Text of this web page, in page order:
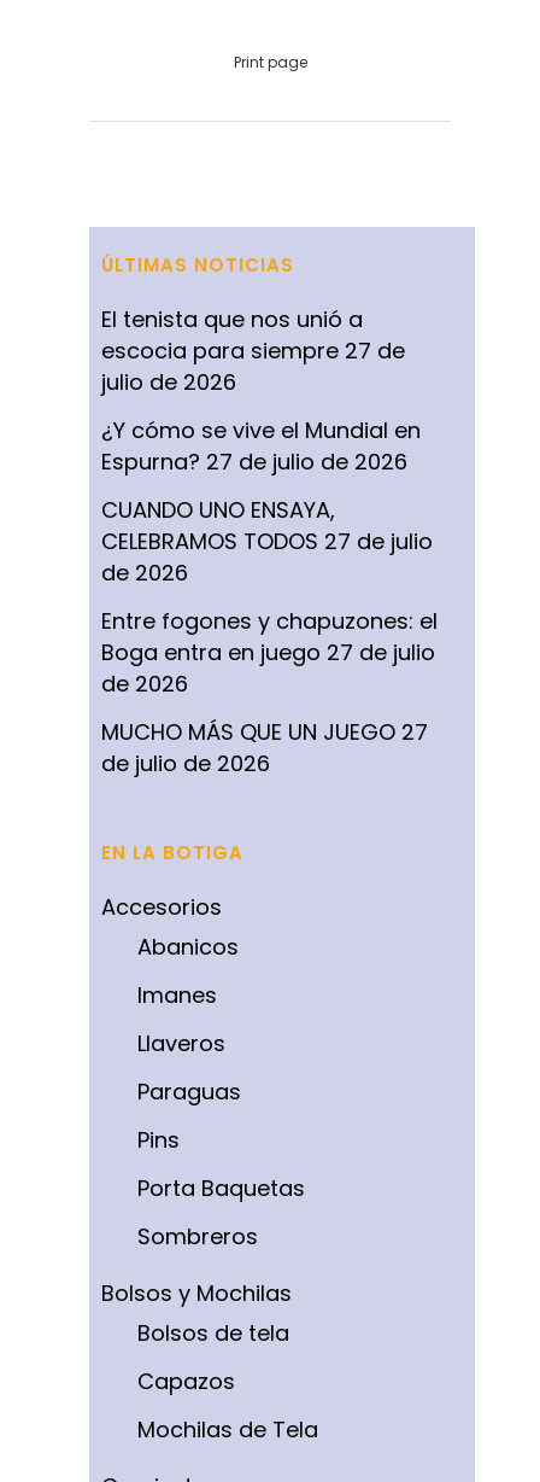
Print page
ÚLTIMAS NOTICIAS
El tenista que nos unió a
escocia para siempre 27 de
julio de 2026
¿Y cómo se vive el Mundial en
Espurna? 27 de julio de 2026
CUANDO UNO ENSAYA,
CELEBRAMOS TODOS 27 de julio
de 2026
Entre fogones y chapuzones: el
Boga entra en juego 27 de julio
de 2026
MUCHO MÁS QUE UN JUEGO 27
de julio de 2026
EN LA BOTIGA
Accesorios
Abanicos
Imanes
Llaveros
Paraguas
Pins
Porta Baquetas
Sombreros
Bolsos y Mochilas
Bolsos de tela
Capazos
Mochilas de Tela